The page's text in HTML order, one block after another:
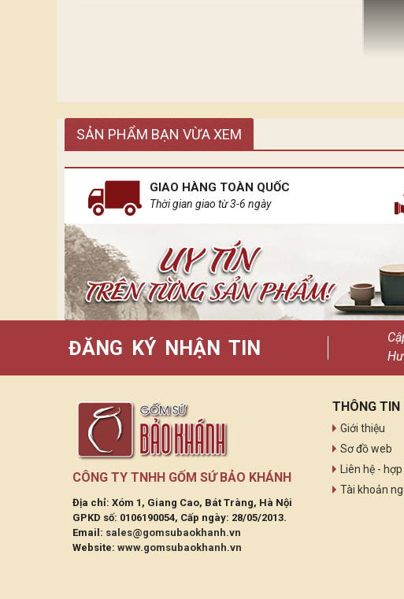
Ánh sáng tựa những dòng chảy tiếp nối nhau. Mỗi dòng
diện cho sự phát triển tân tiến hiện đại.
Còn ánh sáng của Bảo Khánh đến từ những chiếc đèn ngủ
SẢN PHẨM BẠN VỪA XEM
GIAO HÀNG TOÀN QUỐC
Thời gian giao từ 3-6 ngày
ĐĂNG KÝ NHẬN TIN
CÔNG TY TNHH GỐM SỨ BẢO KHÁNH
Địa chỉ: Xóm 1, Giang Cao, Bát Tràng, Hà Nội
GPKD số: 0106190054, Cấp ngày: 28/05/2013.
Email: sales@gomsubaokhanh.vn
Website: www.gomsubaokhanh.vn
THÔNG TIN
Giới thiệu
Sơ đồ web
Liên hệ -
Tài khoản